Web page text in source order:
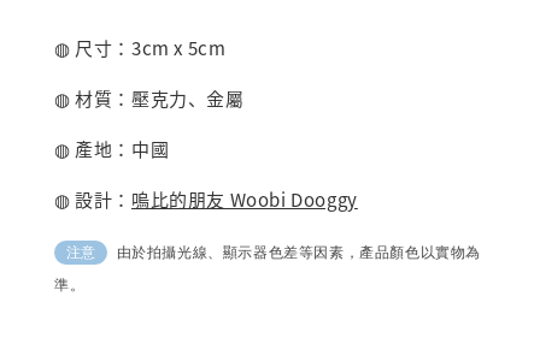
◍ 尺寸：3cm x 5cm
◍ 材質：壓克力、金屬
◍ 產地：中國
◍ 設計： 嗚比的朋友 Woobi Dooggy
注意
由於拍攝光線、顯示器色差等因素，產品顏色以實物為
準。